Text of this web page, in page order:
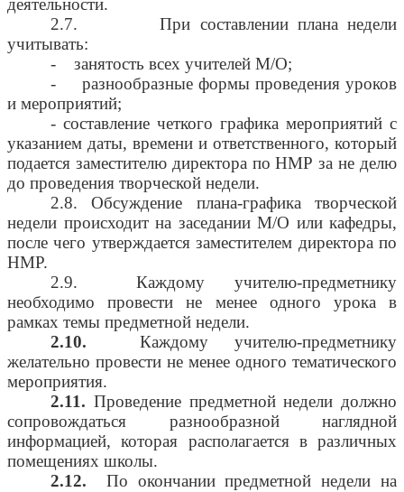
деятельности.
2.7. При составлении плана недели
учитывать:
- занятость всех учителей М/О;
- разнообразные формы проведения уроков
и мероприятий;
- составление четкого графика мероприятий с
указанием даты, времени и ответственного, который
подается заместителю директора по НМР за не делю
до проведения творческой недели.
2.8. Обсуждение плана-графика творческой
недели происходит на заседании М/О или кафедры,
после чего утверждается заместителем директора по
НМР.
2.9. Каждому учителю-предметнику
необходимо провести не менее одного урока в
рамках темы предметной недели.
2.10. Каждому учителю-предметнику
желательно провести не менее одного тематического
мероприятия.
2.11. Проведение предметной недели должно
сопровождаться разнообразной наглядной
информацией, которая располагается в различных
помещениях школы.
2.12. По окончании предметной недели на